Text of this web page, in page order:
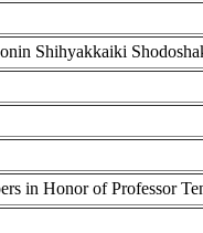
Shihyakkaiki
in Honor of Professor